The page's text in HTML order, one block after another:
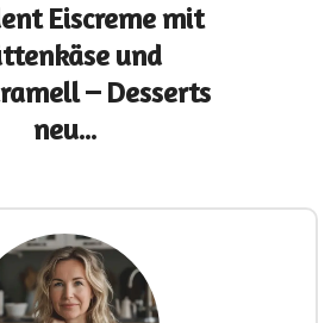
Eiscreme mit
und
– Desserts
neu...